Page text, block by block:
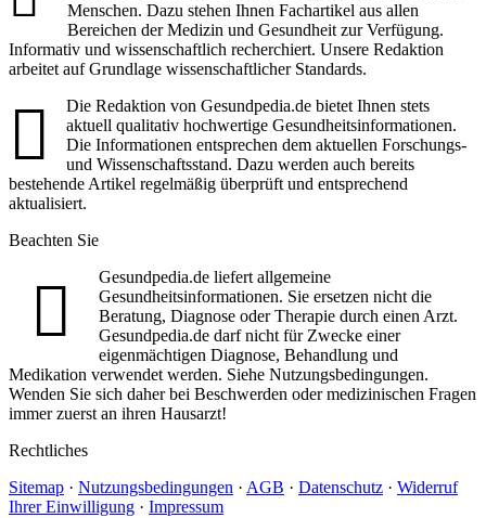
Menschen. Dazu stehen Ihnen Fachartikel aus allen
Bereichen der Medizin und Gesundheit zur Verfügung.
Informativ und wissenschaftlich recherchiert. Unsere Redaktion
arbeitet auf Grundlage wissenschaftlicher Standards.
Die Redaktion von Gesundpedia.de bietet Ihnen stets
aktuell qualitativ hochwertige Gesundheitsinformationen.
Die Informationen entsprechen dem aktuellen Forschungs-
und Wissenschaftsstand. Dazu werden auch bereits
bestehende Artikel regelmäßig überprüft und entsprechend
aktualisiert.
Beachten Sie
Gesundpedia.de liefert allgemeine
Gesundheitsinformationen. Sie ersetzen nicht die
Beratung, Diagnose oder Therapie durch einen Arzt.
Gesundpedia.de darf nicht für Zwecke einer
eigenmächtigen Diagnose, Behandlung und
Medikation verwendet werden. Siehe Nutzungsbedingungen.
Wenden Sie sich daher bei Beschwerden oder medizinischen Fragen
immer zuerst an ihren Hausarzt!
Rechtliches
Sitemap · Nutzungsbedingungen · AGB · Datenschutz · Widerruf
Ihrer Einwilligung · Impressum